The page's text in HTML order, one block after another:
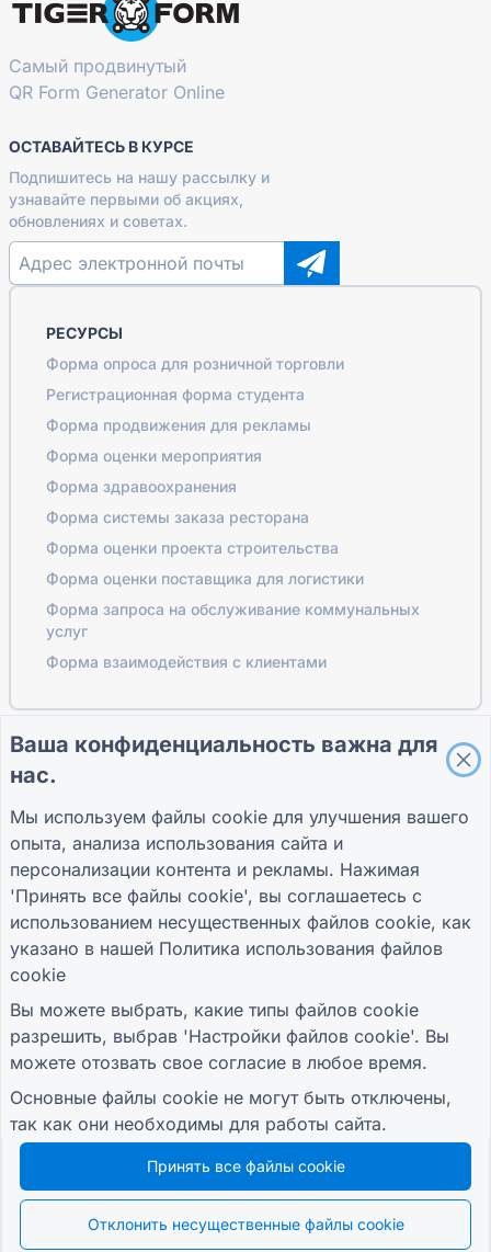
Самый продвинутый
QR Form Generator Online
ОСТАВАЙТЕСЬ В КУРСЕ
Подпишитесь на нашу рассылку и
узнавайте первыми об акциях,
обновлениях и советах.
РЕСУРСЫ
Форма опроса для розничной торговли
Регистрационная форма студента
Форма продвижения для рекламы
Форма оценки мероприятия
Форма здравоохранения
Форма системы заказа ресторана
Форма оценки проекта строительства
Форма оценки поставщика для логистики
Форма запроса на обслуживание коммунальных
услуг
Форма взаимодействия с клиентами
ПРИСОЕДИНЯЙТЕСЬ К СООБЩЕСТВУ
ПУТЕВОДИТЕЛИ
Справочный центр
TIGER FORM
Руководство
КОМПАНИЯ
УСЛОВИЯ
конфиденциальности
Настройки файлов
cookie
© 2026 QR Form Generator. All rights reserved.
Ваша конфиденциальность важна для
нас.
Мы используем файлы cookie для улучшения вашего
опыта, анализа использования сайта и
персонализации контента и рекламы. Нажимая
'Принять все файлы cookie', вы соглашаетесь с
использованием несущественных файлов cookie, как
указано в нашей Политика использования файлов
cookie
Вы можете выбрать, какие типы файлов cookie
разрешить, выбрав 'Настройки файлов cookie'. Вы
можете отозвать свое согласие в любое время.
Основные файлы cookie не могут быть отключены,
так как они необходимы для работы сайта.
Принять все файлы cookie
Отклонить несущественные файлы cookie